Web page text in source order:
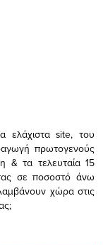
ελάχισταsite, του
πρωτογενούς
& τα τελευταία 15
σε ποσοστό άνω
χώρα στις